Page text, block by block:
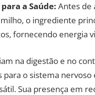
a Saúde: Antes de
o ingrediente
fornecendo energia
na digestão e no
o sistema
Sua presença em